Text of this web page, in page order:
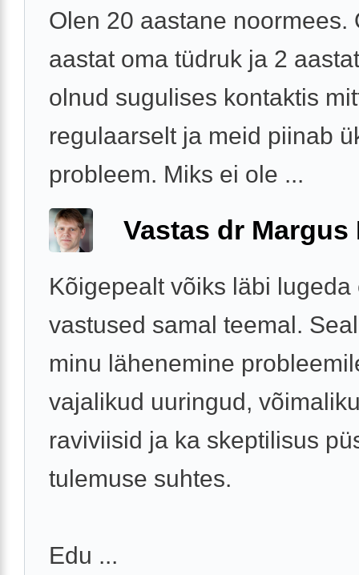
Olen 20 aastane noormees.
aastat oma tüdruk ja 2
olnud sugulises kontaktis
regulaarselt ja meid piinab
probleem. Miks ei ole ...
Vastas dr Margus
Kõigepealt võiks läbi lugeda
vastused samal teemal.
minu lähenemine
vajalikud uuringud,
raviviisid ja ka skeptilisus
tulemuse suhtes.
Edu ...